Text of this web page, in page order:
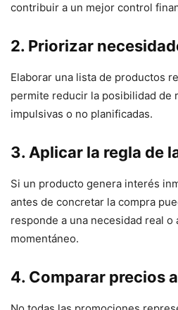
contribuir a un mejor control
2. Priorizar
Elaborar una lista de productos
permite reducir la posibilidad de
impulsivas o no planificadas.
3. Aplicar la regla de
Si un producto genera interés
antes de concretar la compra
responde a una necesidad real o
momentáneo.
4. Comparar precios